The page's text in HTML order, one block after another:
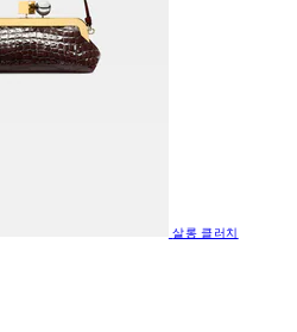
살롱 클러치